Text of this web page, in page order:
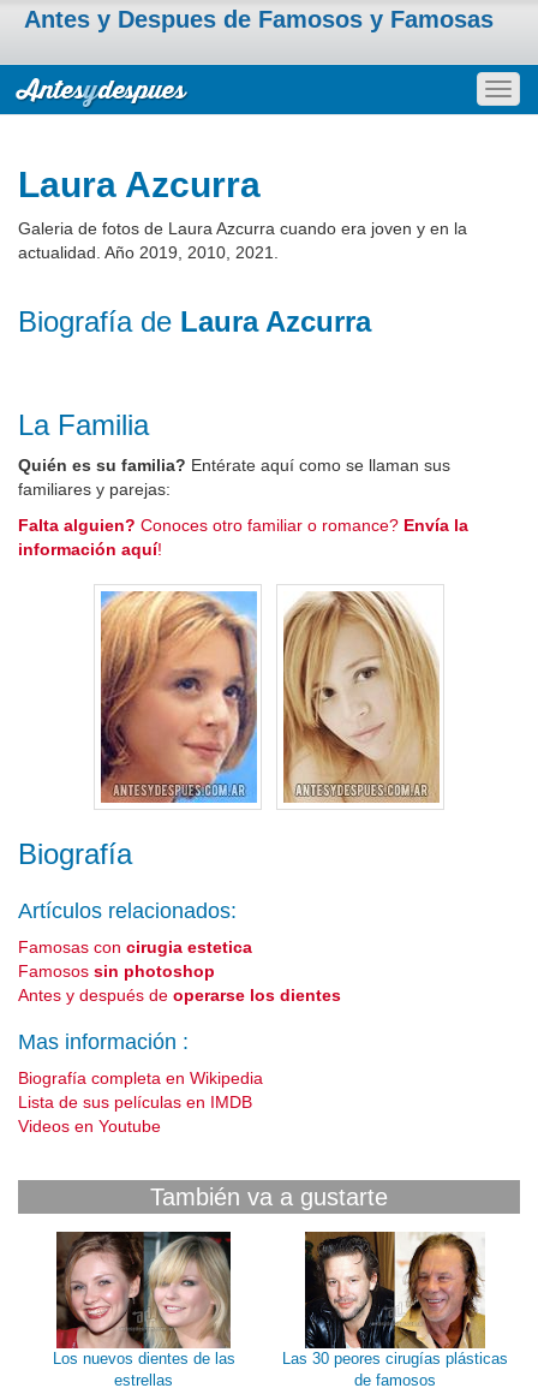
Antes y Despues de Famosos y Famosas
Laura Azcurra
Galeria de fotos de Laura Azcurra cuando era joven y en la
actualidad. Año 2019, 2010, 2021.
Biografía de Laura Azcurra
La Familia
Quién es su familia? Entérate aquí como se llaman sus
familiares y parejas:
Falta alguien? Conoces otro familiar o romance? Envía la
información aquí!
Biografía
Artículos relacionados:
Famosas con cirugia estetica
Famosos sin photoshop
Antes y después de operarse los dientes
Mas información :
Biografía completa en Wikipedia
Lista de sus películas en IMDB
Videos en Youtube
También va a gustarte
Los nuevos dientes de las
estrellas
Las 30 peores cirugías plásticas
de famosos